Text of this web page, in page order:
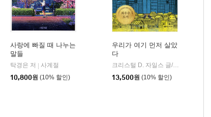
사랑에 빠질 때 나누는
말들
탁경은 저
사계절
10,800원 (10% 할인)
우리가 여기 먼저 살았
다
크리스털 D. 자일스 글/김루시아 역
13,500원 (10% 할인)